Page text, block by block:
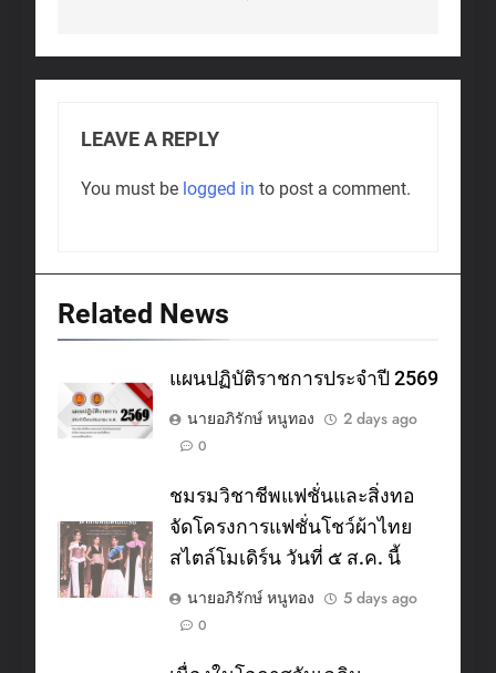
LEAVE A REPLY
You must be logged in to post a comment.
Related News
แผนปฏิบัติราชการประจำปี 2569
นายอภิรักษ์ หนูทอง
2 days ago
0
ชมรมวิชาชีพแฟชั่นและสิ่งทอ
จัดโครงการแฟชั่นโชว์ผ้าไทย
สไตล์โมเดิร์น วันที่ ๕ ส.ค. นี้
นายอภิรักษ์ หนูทอง
5 days ago
0